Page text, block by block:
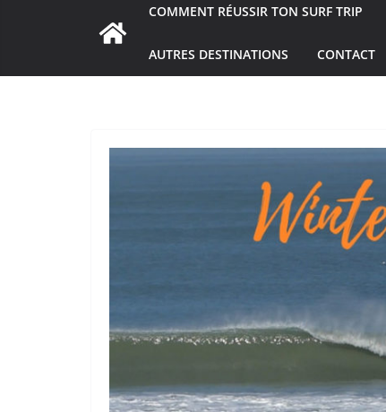
COMMENT RÉUSSIR TON SURF TRIP
AUTRES DESTINATIONS CONTACT